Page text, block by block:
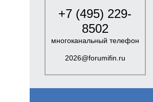
+7 (495) 229-
8502
многоканальный телефон
2026@forumifin.ru